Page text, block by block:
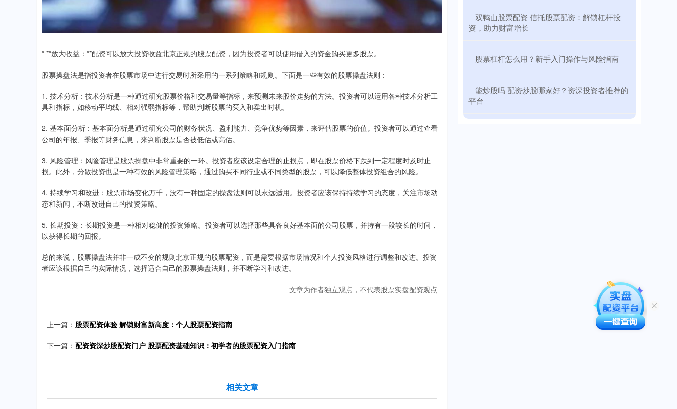
* **放大收益：**配资可以放大投资收益北京正规的股票配资，因为投资者可以使用借入的资金购买更多股票。
股票操盘法是指投资者在股票市场中进行交易时所采用的一系列策略和规则。下面是一些有效的股票操盘法则：
1. 技术分析：技术分析是一种通过研究股票价格和交易量等指标，来预测未来股价走势的方法。投资者可以运用各种技术分析工
具和指标，如移动平均线、相对强弱指标等，帮助判断股票的买入和卖出时机。
2. 基本面分析：基本面分析是通过研究公司的财务状况、盈利能力、竞争优势等因素，来评估股票的价值。投资者可以通过查看
公司的年报、季报等财务信息，来判断股票是否被低估或高估。
3. 风险管理：风险管理是股票操盘中非常重要的一环。投资者应该设定合理的止损点，即在股票价格下跌到一定程度时及时止
损。此外，分散投资也是一种有效的风险管理策略，通过购买不同行业或不同类型的股票，可以降低整体投资组合的风险。
4. 持续学习和改进：股票市场变化万千，没有一种固定的操盘法则可以永远适用。投资者应该保持持续学习的态度，关注市场动
态和新闻，不断改进自己的投资策略。
5. 长期投资：长期投资是一种相对稳健的投资策略。投资者可以选择那些具备良好基本面的公司股票，并持有一段较长的时间，
以获得长期的回报。
总的来说，股票操盘法并非一成不变的规则北京正规的股票配资，而是需要根据市场情况和个人投资风格进行调整和改进。投资
者应该根据自己的实际情况，选择适合自己的股票操盘法则，并不断学习和改进。
文章为作者独立观点，不代表股票实盘配资观点
上一篇： 股票配资体验 解锁财富新高度：个人股票配资指南
下一篇： 配资资深炒股配资门户 股票配资基础知识：初学者的股票配资入门指南
相关文章
​双鸭山股票配资 信托股票配资：解锁杠杆投
资，助力财富增长
​股票杠杆怎么用？新手入门操作与风险指南
​能炒股吗 配资炒股哪家好？资深投资者推荐的
平台